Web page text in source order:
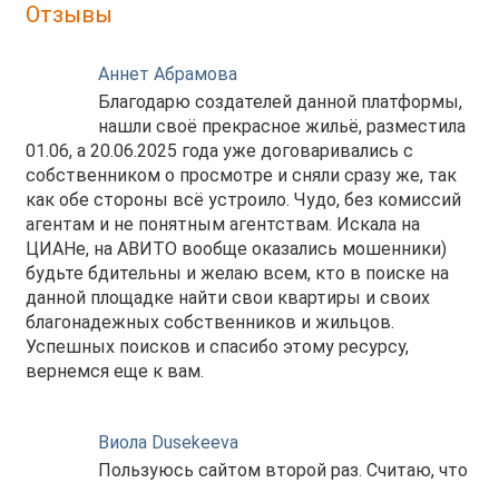
Отзывы
Аннет Абрамова
Благодарю создателей данной платформы,
нашли своё прекрасное жильё, разместила
01.06, а 20.06.2025 года уже договаривались с
собственником о просмотре и сняли сразу же, так
как обе стороны всё устроило. Чудо, без комиссий
агентам и не понятным агентствам. Искала на
ЦИАНе, на АВИТО вообще оказались мошенники)
будьте бдительны и желаю всем, кто в поиске на
данной площадке найти свои квартиры и своих
благонадежных собственников и жильцов.
Успешных поисков и спасибо этому ресурсу,
вернемся еще к вам.
Виола Dusekeeva
Пользуюсь сайтом второй раз. Считаю, что